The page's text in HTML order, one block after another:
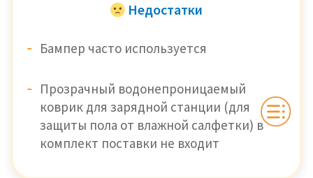
Недостатки
Бампер часто используется
Прозрачный водонепроницаемый
коврик для зарядной станции (для
защиты пола от влажной салфетки) в
комплект поставки не входит